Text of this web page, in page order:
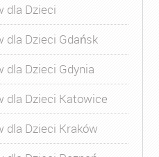
dla Dzieci
dla Dzieci Gdańsk
dla Dzieci Gdynia
dla Dzieci Katowice
dla Dzieci Kraków